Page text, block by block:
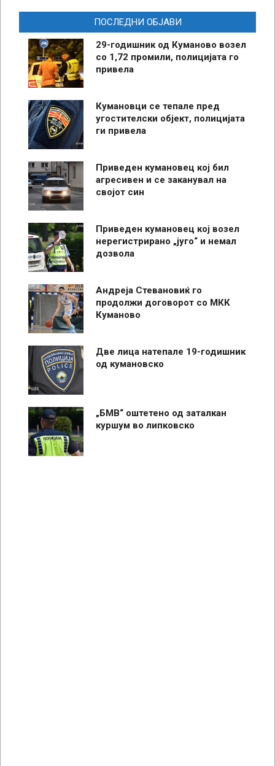
ПОСЛЕДНИ ОБЈАВИ
29-годишник од Куманово возел
со 1,72 промили, полицијата го
привела
Кумановци се тепале пред
угостителски објект, полицијата
ги привела
Приведен кумановец кој бил
агресивен и се заканувал на
својот син
Приведен кумановец кој возел
нерегистрирано „југо“ и немал
дозвола
Андреја Стевановиќ го
продолжи договорот со МКК
Куманово
Две лица натепале 19-годишник
од кумановско
„БМВ“ оштетено од заталкан
куршум во липковско